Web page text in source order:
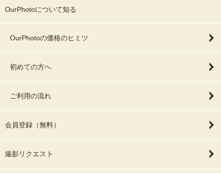
OurPhotoについて知る
OurPhotoの価格のヒミツ
初めての方へ
ご利用の流れ
会員登録（無料）
撮影リクエスト